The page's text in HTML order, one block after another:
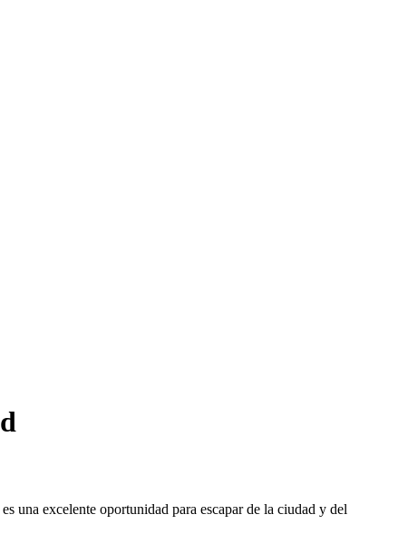
una excelente oportunidad para escapar de la ciudad y del